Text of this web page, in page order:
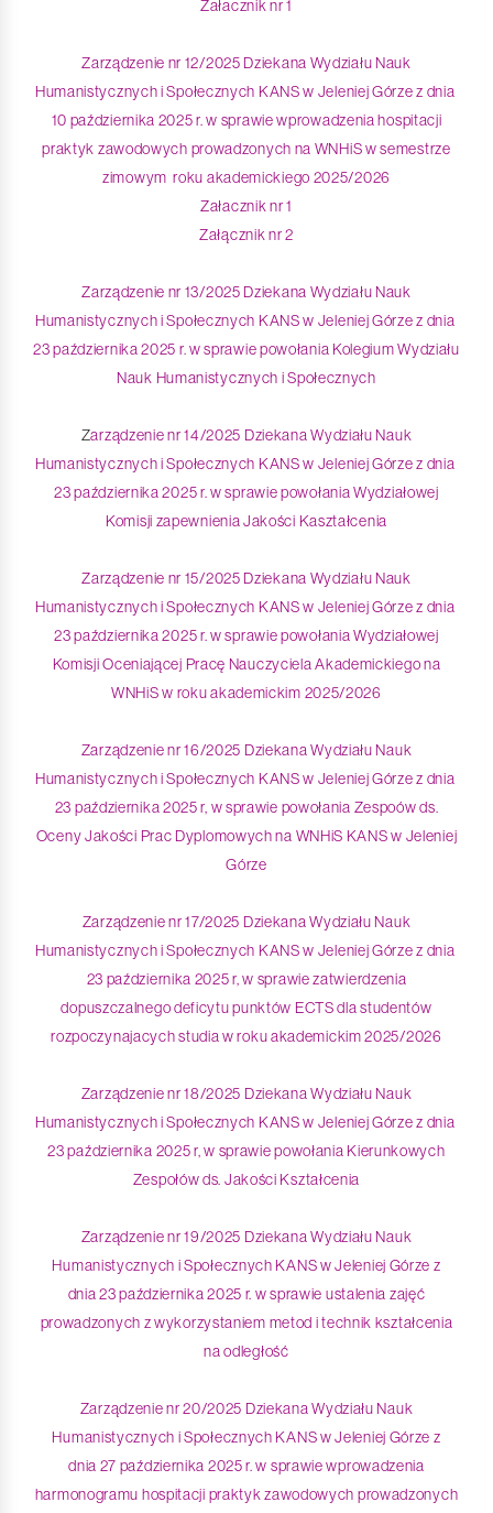
Załacznik nr 1
Zarządzenie nr 12/2025 Dziekana Wydziału Nauk
Humanistycznych i Społecznych KANS w Jeleniej Górze z dnia
10 października 2025 r. w sprawie wprowadzenia hospitacji
praktyk zawodowych prowadzonych na WNHiS w semestrze
zimowym roku akademickiego 2025/2026
Załacznik nr 1
Załącznik nr 2
Zarządzenie nr 13/2025 Dziekana Wydziału Nauk
Humanistycznych i Społecznych KANS w Jeleniej Górze z dnia
23 października 2025 r. w sprawie powołania Kolegium Wydziału
Nauk Humanistycznych i Społecznych
Zarządzenie nr 14/2025 Dziekana Wydziału Nauk
Humanistycznych i Społecznych KANS w Jeleniej Górze z dnia
23 października 2025 r. w sprawie powołania Wydziałowej
Komisji zapewnienia Jakości Kaształcenia
Zarządzenie nr 15/2025 Dziekana Wydziału Nauk
Humanistycznych i Społecznych KANS w Jeleniej Górze z dnia
23 października 2025 r. w sprawie powołania Wydziałowej
Komisji Oceniającej Pracę Nauczyciela Akademickiego na
WNHiS w roku akademickim 2025/2026
Zarządzenie nr 16/2025 Dziekana Wydziału Nauk
Humanistycznych i Społecznych KANS w Jeleniej Górze z dnia
23 października 2025 r, w sprawie powołania Zespoów ds.
Oceny Jakości Prac Dyplomowych na WNHiS KANS w Jeleniej
Górze
Zarządzenie nr 17/2025 Dziekana Wydziału Nauk
Humanistycznych i Społecznych KANS w Jeleniej Górze z dnia
23 października 2025 r, w sprawie zatwierdzenia
dopuszczalnego deficytu punktów ECTS dla studentów
rozpoczynajacych studia w roku akademickim 2025/2026
Zarządzenie nr 18/2025 Dziekana Wydziału Nauk
Humanistycznych i Społecznych KANS w Jeleniej Górze z dnia
23 października 2025 r, w sprawie powołania Kierunkowych
Zespołów ds. Jakości Kształcenia
Zarządzenie nr 19/2025 Dziekana Wydziału Nauk
Humanistycznych i Społecznych KANS w Jeleniej Górze z
dnia 23 października 2025 r. w sprawie ustalenia zajęć
prowadzonych z wykorzystaniem metod i technik kształcenia
na odległość
Zarządzenie nr 20/2025 Dziekana Wydziału Nauk
Humanistycznych i Społecznych KANS w Jeleniej Górze z
dnia 27 października 2025 r. w sprawie wprowadzenia
harmonogramu hospitacji praktyk zawodowych prowadzonych